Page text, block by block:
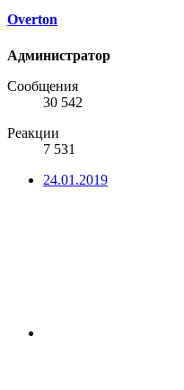
Overton
Администратор
Сообщения
30 542
Реакции
7 531
24.01.2019